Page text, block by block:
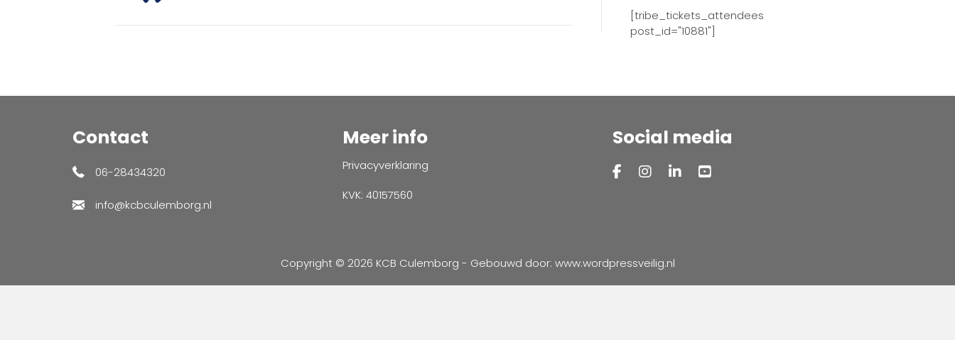
[tribe_tickets_attendees
post_id="10881"]
Contact
06-28434320
info@kcbculemborg.nl
Meer info
Privacyverklaring
KVK: 40157560
Social media
Copyright © 2026 KCB Culemborg - Gebouwd door: www.wordpressveilig.nl